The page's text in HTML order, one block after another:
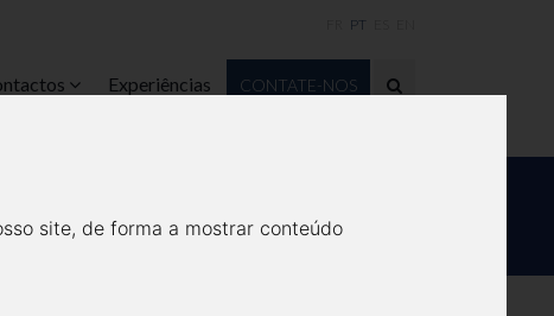
site, de forma a mostrar conteúdo
Experiências CONTATE-NOS
PT
7.0 CRUISE.